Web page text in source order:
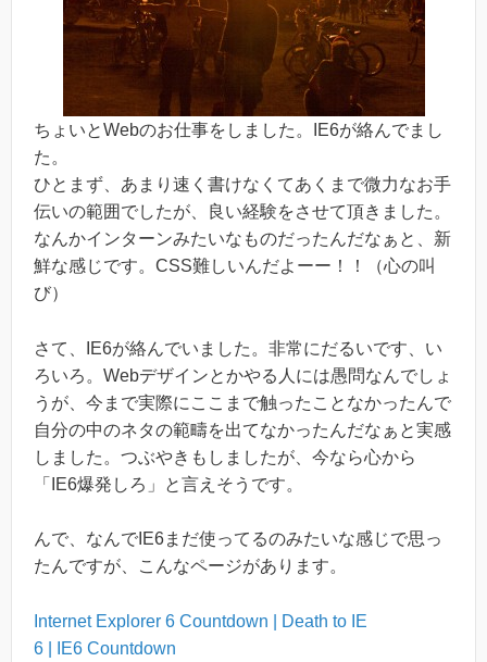
ちょいとWebのお仕事をしました。IE6が絡んでまし
た。
ひとまず、あまり速く書けなくてあくまで微力なお手
伝いの範囲でしたが、良い経験をさせて頂きました。
なんかインターンみたいなものだったんだなぁと、新
鮮な感じです。CSS難しいんだよーー！！（心の叫
び）
さて、IE6が絡んでいました。非常にだるいです、い
ろいろ。Webデザインとかやる人には愚問なんでしょ
うが、今まで実際にここまで触ったことなかったんで
自分の中のネタの範疇を出てなかったんだなぁと実感
しました。つぶやきもしましたが、今なら心から
「IE6爆発しろ」と言えそうです。
んで、なんでIE6まだ使ってるのみたいな感じで思っ
たんですが、こんなページがあります。
Internet Explorer 6 Countdown | Death to IE
6 | IE6 Countdown